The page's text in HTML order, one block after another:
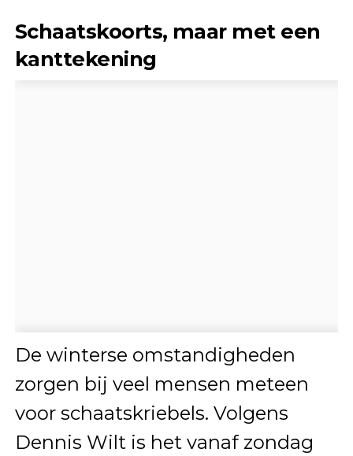
Schaatskoorts, maar met een
kanttekening
De winterse omstandigheden
zorgen bij veel mensen meteen
voor schaatskriebels. Volgens
Dennis Wilt is het vanaf zondag